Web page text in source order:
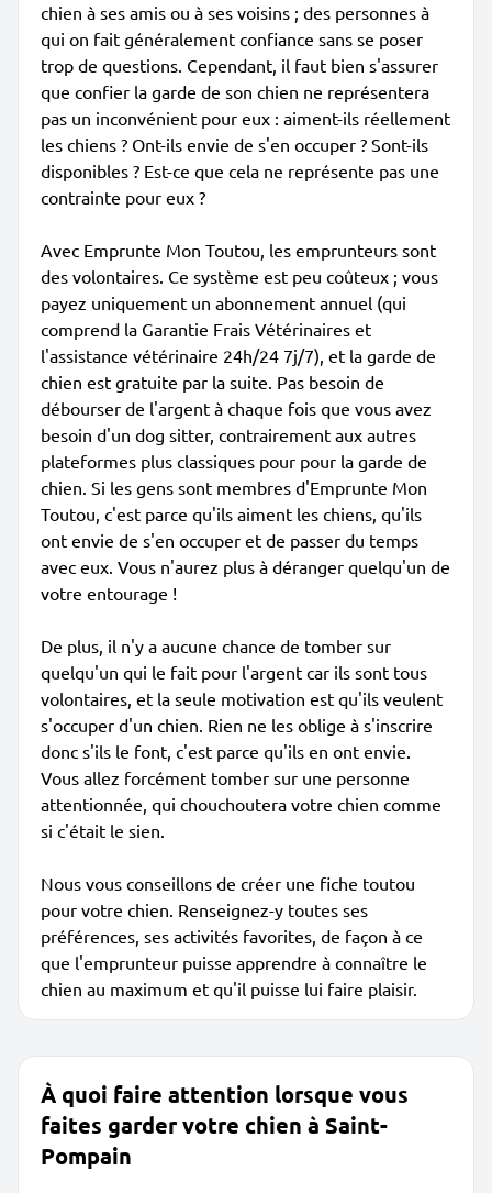
chien à ses amis ou à ses voisins ; des personnes à
qui on fait généralement confiance sans se poser
trop de questions. Cependant, il faut bien s'assurer
que confier la garde de son chien ne représentera
pas un inconvénient pour eux : aiment-ils réellement
les chiens ? Ont-ils envie de s'en occuper ? Sont-ils
disponibles ? Est-ce que cela ne représente pas une
contrainte pour eux ?
Avec Emprunte Mon Toutou, les emprunteurs sont
des volontaires. Ce système est peu coûteux ; vous
payez uniquement un abonnement annuel (qui
comprend la Garantie Frais Vétérinaires et
l'assistance vétérinaire 24h/24 7j/7), et la garde de
chien est gratuite par la suite. Pas besoin de
débourser de l'argent à chaque fois que vous avez
besoin d'un dog sitter, contrairement aux autres
plateformes plus classiques pour pour la garde de
chien. Si les gens sont membres d'Emprunte Mon
Toutou, c'est parce qu'ils aiment les chiens, qu'ils
ont envie de s'en occuper et de passer du temps
avec eux. Vous n'aurez plus à déranger quelqu'un de
votre entourage !
De plus, il n'y a aucune chance de tomber sur
quelqu'un qui le fait pour l'argent car ils sont tous
volontaires, et la seule motivation est qu'ils veulent
s'occuper d'un chien. Rien ne les oblige à s'inscrire
donc s'ils le font, c'est parce qu'ils en ont envie.
Vous allez forcément tomber sur une personne
attentionnée, qui chouchoutera votre chien comme
si c'était le sien.
Nous vous conseillons de créer une fiche toutou
pour votre chien. Renseignez-y toutes ses
préférences, ses activités favorites, de façon à ce
que l'emprunteur puisse apprendre à connaître le
chien au maximum et qu'il puisse lui faire plaisir.
À quoi faire attention lorsque vous
faites garder votre chien à Saint-
Pompain